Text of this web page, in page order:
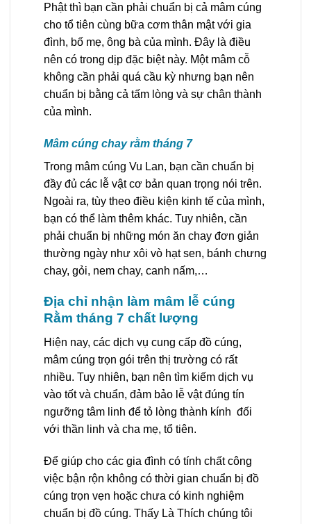
Phật thì bạn cần phải chuẩn bị cả mâm cúng
cho tổ tiên cùng bữa cơm thân mật với gia
đình, bố mẹ, ông bà của mình. Đây là điều
nên có trong dịp đặc biệt này. Một mâm cỗ
không cần phải quá cầu kỳ nhưng bạn nên
chuẩn bị bằng cả tấm lòng và sự chân thành
của mình.
Mâm cúng chay rằm tháng 7
Trong mâm cúng Vu Lan, bạn cần chuẩn bị
đầy đủ các lễ vật cơ bản quan trọng nói trên.
Ngoài ra, tùy theo điều kiện kinh tế của mình,
bạn có thể làm thêm khác. Tuy nhiên, cần
phải chuẩn bị những món ăn chay đơn giản
thường ngày như xôi vò hạt sen, bánh chưng
chay, gỏi, nem chay, canh nấm,…
Địa chỉ nhận làm mâm lễ cúng
Rằm tháng 7 chất lượng
Hiện nay, các dịch vụ cung cấp đồ cúng,
mâm cúng trọn gói trên thị trường có rất
nhiều. Tuy nhiên, bạn nên tìm kiếm dịch vụ
vào tốt và chuẩn, đảm bảo lễ vật đúng tín
ngưỡng tâm linh để tỏ lòng thành kính đối
với thần linh và cha mẹ, tổ tiên.
Để giúp cho các gia đình có tính chất công
việc bận rộn không có thời gian chuẩn bị đồ
cúng trọn vẹn hoặc chưa có kinh nghiệm
chuẩn bị đồ cúng. Thấy Là Thích chúng tôi